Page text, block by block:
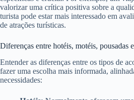
valorizar uma crítica positiva sobre a
turista pode estar mais interessado em
de atrações turísticas.
Diferenças entre hotéis, motéis, pousadas
Entender as diferenças entre os tipos de
fazer uma escolha mais informada,
necessidades: